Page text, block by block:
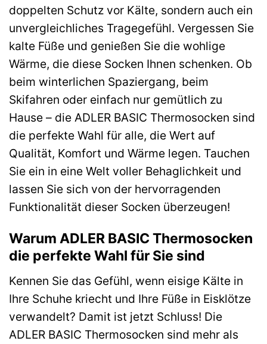
doppelten Schutz vor Kälte, sondern auch ein
unvergleichliches Tragegefühl. Vergessen Sie
kalte Füße und genießen Sie die wohlige
Wärme, die diese Socken Ihnen schenken. Ob
beim winterlichen Spaziergang, beim
Skifahren oder einfach nur gemütlich zu
Hause – die ADLER BASIC Thermosocken sind
die perfekte Wahl für alle, die Wert auf
Qualität, Komfort und Wärme legen. Tauchen
Sie ein in eine Welt voller Behaglichkeit und
lassen Sie sich von der hervorragenden
Funktionalität dieser Socken überzeugen!
Warum ADLER BASIC Thermosocken
die perfekte Wahl für Sie sind
Kennen Sie das Gefühl, wenn eisige Kälte in
Ihre Schuhe kriecht und Ihre Füße in Eisklötze
verwandelt? Damit ist jetzt Schluss! Die
ADLER BASIC Thermosocken sind mehr als